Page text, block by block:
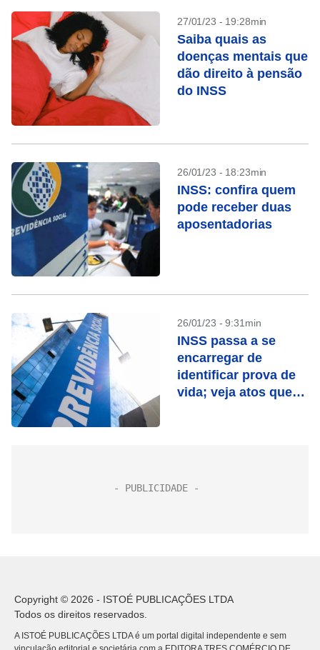
27/01/23 - 19:28min
Saiba quais as
doenças mentais que
dão direito à pensão
do INSS
26/01/23 - 18:23min
INSS: confira quem
pode receber duas
aposentadorias
26/01/23 - 9:31min
INSS passa a se
encarregar de
identificar prova de
vida; veja atos que
Copyright © 2026 - ISTOÉ PUBLICAÇÕES LTDA
Todos os direitos reservados.
A ISTOÉ PUBLICAÇÕES LTDA é um portal digital independente e sem